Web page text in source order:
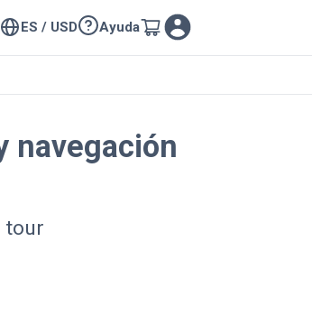
ES / USD Ayuda
navegación
tour